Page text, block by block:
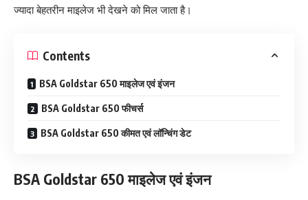
ज्यादा बेहतरीन माइलेज भी देखने को मिल जाता है।
Contents
BSA Goldstar 650 माइलेज एवं इंजन
BSA Goldstar 650 फीचर्स
BSA Goldstar 650 कीमत एवं लॉन्चिंग डेट
BSA Goldstar 650 माइलेज एवं इंजन